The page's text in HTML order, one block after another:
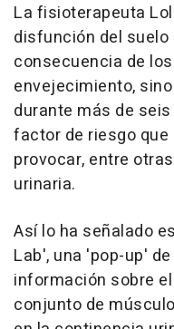
La fisioterapeuta
disfunción del
consecuencia de
envejecimiento,
durante más de
factor de riesgo
provocar, entre
urinaria.
Así lo ha señalado
Lab', una 'pop-up'
información sobre
conjunto de